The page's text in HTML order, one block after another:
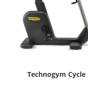
Technogym Cycle